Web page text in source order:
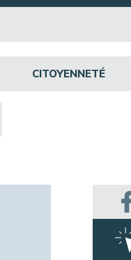
CITOYENNETÉ